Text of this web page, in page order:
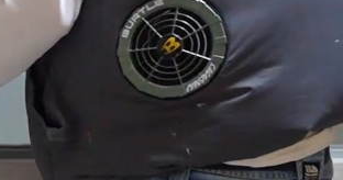
外壁塗装
住宅